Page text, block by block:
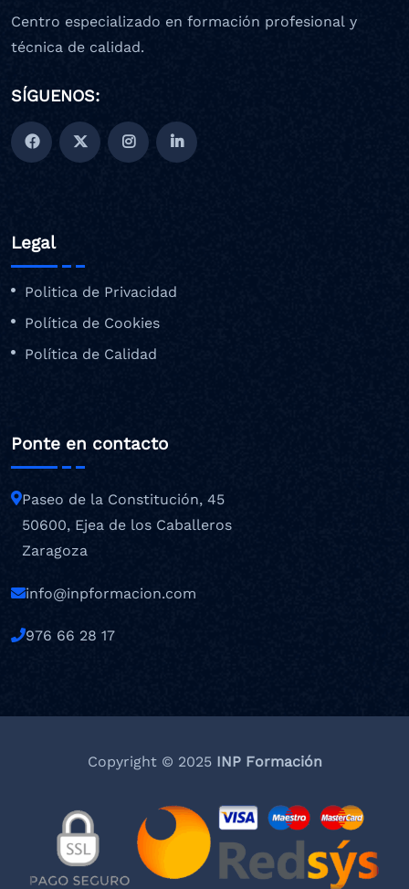
Centro especializado en formación profesional y
técnica de calidad.
SÍGUENOS:
Legal
Politica de Privacidad
Política de Cookies
Política de Calidad
Ponte en contacto
Paseo de la Constitución, 45
50600, Ejea de los Caballeros
Zaragoza
info@inpformacion.com
976 66 28 17
Copyright © 2025INP Formación